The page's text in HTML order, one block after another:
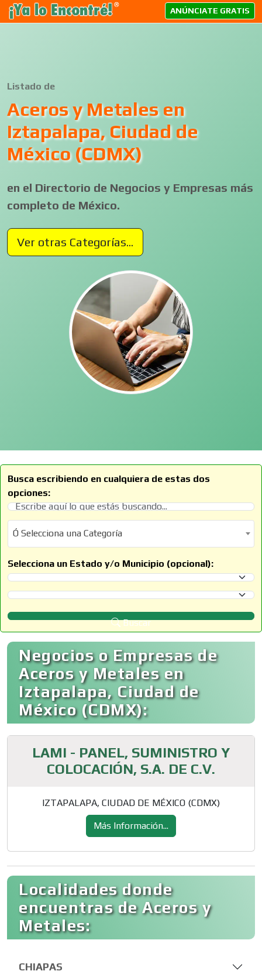
ANÚNCIATE GRATIS
Listado de
Aceros y Metales en
Iztapalapa, Ciudad de
México (CDMX)
en el Directorio de Negocios y Empresas más
completo de México.
Ver otras Categorías...
Busca escribiendo en cualquiera de estas dos
opciones:
Ó Selecciona una Categoría
Ó Selecciona una Categoría
Selecciona un Estado y/o Municipio (opcional):
Selecciona un Estado
Selecciona un Municipio
Buscar
Negocios o Empresas de
Aceros y Metales en
Iztapalapa, Ciudad de
México (CDMX):
LAMI - PANEL, SUMINISTRO Y
COLOCACIÓN, S.A. DE C.V.
IZTAPALAPA, CIUDAD DE MÉXICO (CDMX)
Más Información...
Localidades donde
encuentras de Aceros y
Metales:
CHIAPAS